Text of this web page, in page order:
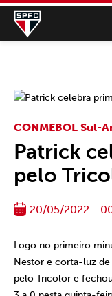
CONMEBOL Sul-
Patrick
pelo
20/05/2022 -
Logo no primeiro
Nestor e corta-luz
pelo Tricolor e